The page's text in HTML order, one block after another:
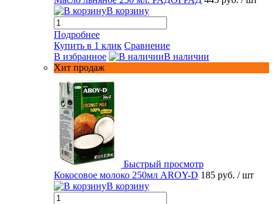
В корзину
Подробнее
Купить в 1 клик Сравнение
В избранное
В наличии
Хит продаж
Быстрый просмотр
Кокосовое молоко 250мл AROY-D 185 руб. / шт
В корзину